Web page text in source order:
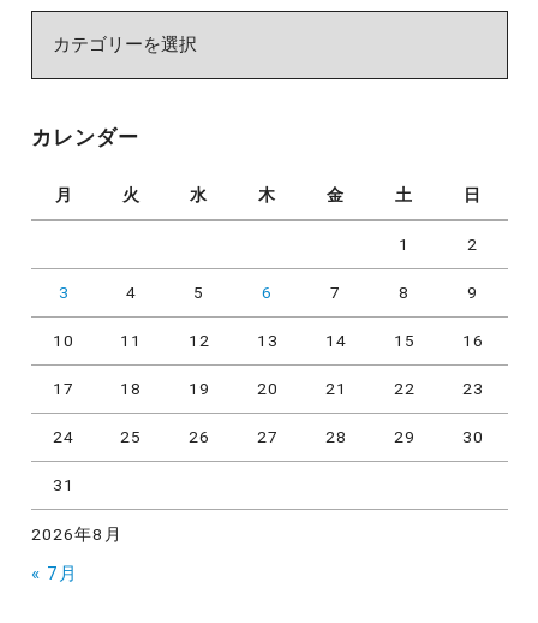
ー
カレンダー
2026年8月
月 火 水 木 金 土 日
1 2
3 4 5 6 7 8 9
10 11 12 13 14 15 16
17 18 19 20 21 22 23
24 25 26 27 28 29 30
31
« 7月